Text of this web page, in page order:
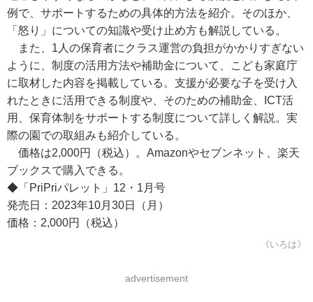
例で、サポートするための具体的方法を紹介。そのほか、
「怒り」についての知識や受け止め方も解説している。
また、1人の保育者にクラス運営の負担がかかりすぎない
ように、制度の活用方法や補助金について、こども家庭庁
に取材した内容を掲載している。支援が必要な子を受け入
れたときに活用できる制度や、そのための補助金、ICT活
用、保育体制をサポートする制度について詳しく解説。実
際の園での取組みも紹介している。
価格は2,000円（税込）。Amazonやセブンネット、楽天
ブックスで購入できる。
◆「PriPriパレット」12・1月号
発売⽇：2023年10⽉30⽇（月）
価格：2,000円（税込）
《いろは》
advertisement